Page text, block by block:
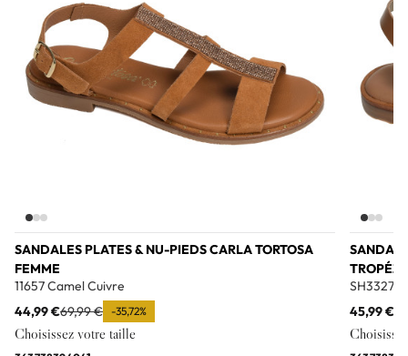
SANDALES PLATES & NU-PIEDS CARLA TORTOSA
FEMME
11657 Camel Cuivre
44,99 €69,99 € -35,72%
Choisissez votre taille
SH3327
45,99 €